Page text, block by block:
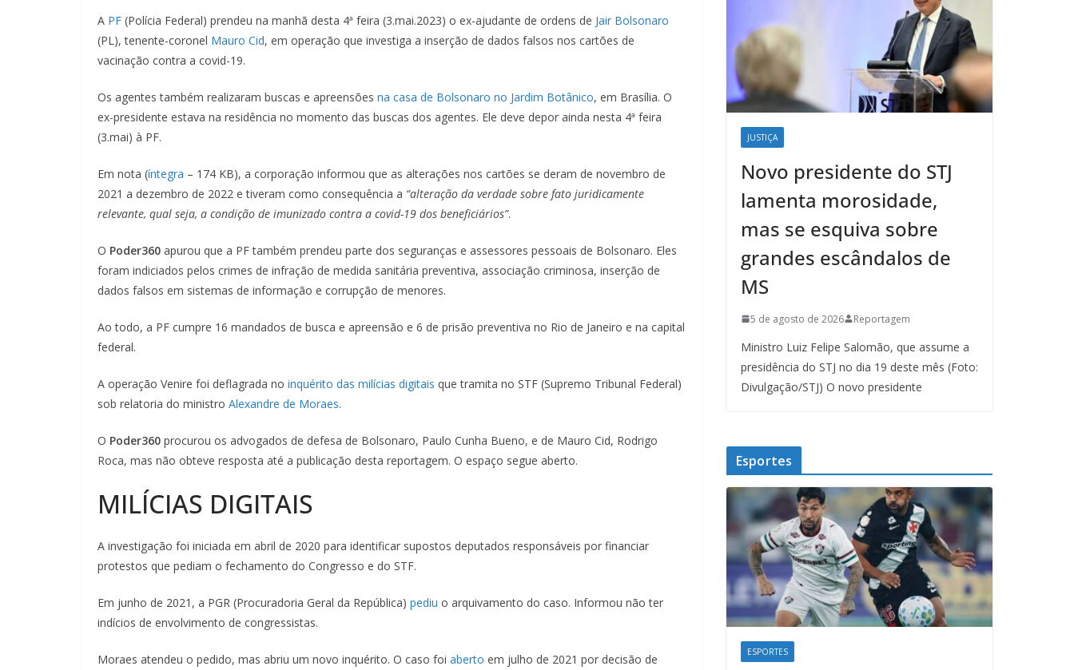
A PF (Polícia Federal) prendeu na manhã desta 4ª feira (3.mai.2023) o ex-ajudante de ordens de Jair Bolsonaro
(PL), tenente-coronel Mauro Cid, em operação que investiga a inserção de dados falsos nos cartões de
vacinação contra a covid-19.
Os agentes também realizaram buscas e apreensões na casa de Bolsonaro no Jardim Botânico, em Brasília. O
ex-presidente estava na residência no momento das buscas dos agentes. Ele deve depor ainda nesta 4ª feira
(3.mai) à PF.
Em nota (íntegra – 174 KB), a corporação informou que as alterações nos cartões se deram de novembro de
2021 a dezembro de 2022 e tiveram como consequência a “alteração da verdade sobre fato juridicamente
relevante, qual seja, a condição de imunizado contra a covid-19 dos beneficiários”.
O Poder360 apurou que a PF também prendeu parte dos seguranças e assessores pessoais de Bolsonaro. Eles
foram indiciados pelos crimes de infração de medida sanitária preventiva, associação criminosa, inserção de
dados falsos em sistemas de informação e corrupção de menores.
Ao todo, a PF cumpre 16 mandados de busca e apreensão e 6 de prisão preventiva no Rio de Janeiro e na capital
federal.
A operação Venire foi deflagrada no inquérito das milícias digitais que tramita no STF (Supremo Tribunal Federal)
sob relatoria do ministro Alexandre de Moraes.
O Poder360 procurou os advogados de defesa de Bolsonaro, Paulo Cunha Bueno, e de Mauro Cid, Rodrigo
Roca, mas não obteve resposta até a publicação desta reportagem. O espaço segue aberto.
MILÍCIAS DIGITAIS
A investigação foi iniciada em abril de 2020 para identificar supostos deputados responsáveis por financiar
protestos que pediam o fechamento do Congresso e do STF.
Em junho de 2021, a PGR (Procuradoria Geral da República) pediu o arquivamento do caso. Informou não ter
indícios de envolvimento de congressistas.
Moraes atendeu o pedido, mas abriu um novo inquérito. O caso foi aberto em julho de 2021 por decisão de
JUSTIÇA
Novo presidente do STJ
lamenta morosidade,
mas se esquiva sobre
grandes escândalos de
MS
5 de agosto de 2026 Reportagem
Ministro Luiz Felipe Salomão, que assume a
presidência do STJ no dia 19 deste mês (Foto:
Divulgação/STJ) O novo presidente
Esportes
ESPORTES